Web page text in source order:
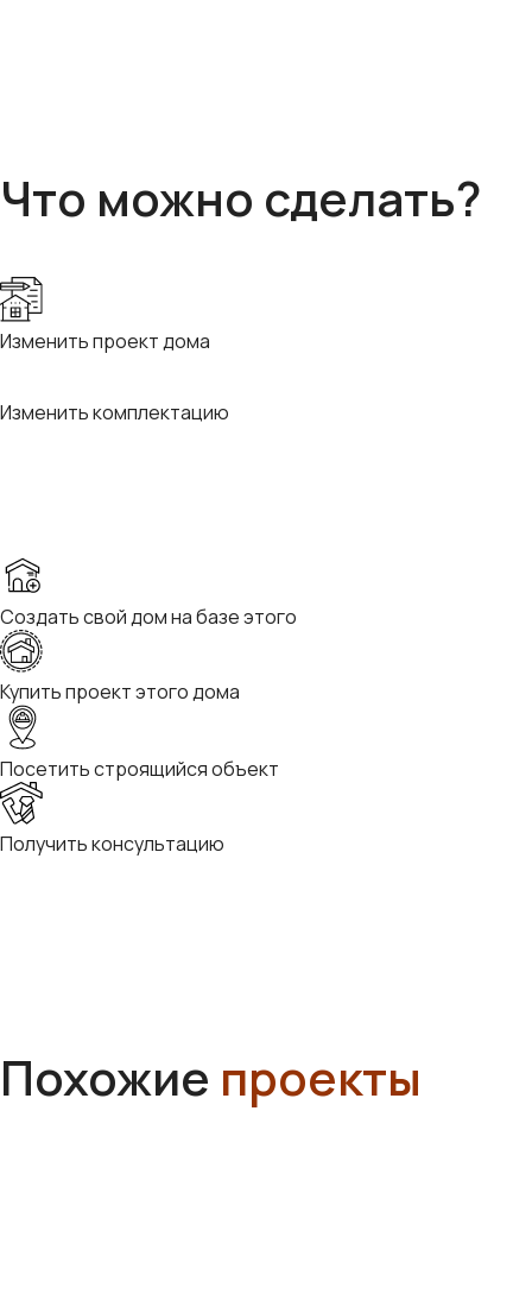
Что можно сделать?
Изменить проект дома
Изменить комплектацию
Создать свой дом на базе этого
Купить проект этого дома
Посетить строящийся объект
Получить консультацию
Похожие проекты